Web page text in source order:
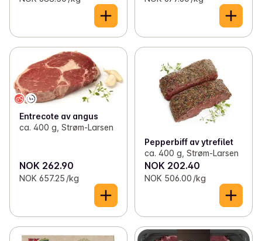
Entrecote av angus
ca. 400 g, Strøm-Larsen
NOK 262.90
NOK 657.25 /kg
Pepperbiff av ytrefilet
ca. 400 g, Strøm-Larsen
NOK 202.40
NOK 506.00 /kg